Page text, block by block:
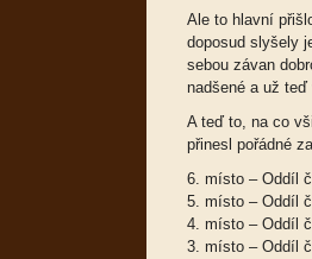
Ale to hlavní
doposud slyšely
sebou závan
nadšené a už
A teď to, na co
přinesl pořádné
6. místo – Oddíl
5. místo – Oddíl
4. místo – Oddíl
3. místo – Oddíl